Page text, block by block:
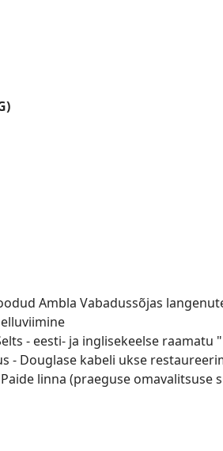
Ambla Vabadussõjas
- eesti- ja inglisekeelse raamatu
- Douglase kabeli ukse
linna (praeguse